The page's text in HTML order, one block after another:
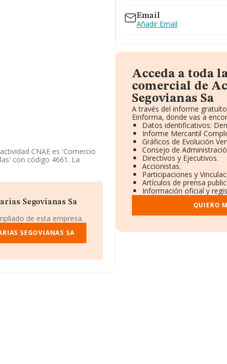
CNAE es 'Comercio
con código 4661. La
CIF A40004772, está situada
2.455 empresas, la
de euros y la media entre
2001. En relación con la
INFORMA constan 10
Para aportar ulterior
Segovianas Sa
de esta empresa.
SEGOVIANAS SA
Email
Añadir Email
Acceda a toda
comercial de
Segovianas Sa
A través del informe
Einforma, donde vas a
Datos identificativos:
Informe Mercantil
Gráficos de Evolución
Consejo de
Directivos y Ejecutivos.
Accionistas.
Participaciones y
Artículos de prensa
Información oficial y
QUIERO